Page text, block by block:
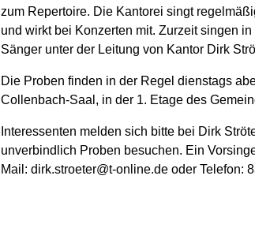
zum Repertoire. Die Kantorei singt
und wirkt bei Konzerten mit. Zurzeit singen
Sänger unter der Leitung von Kantor Dirk
Die Proben finden in der Regel dienstags
Collenbach-Saal, in der 1. Etage des
Interessenten melden sich bitte bei Dirk
unverbindlich Proben besuchen. Ein
Mail: dirk.stroeter@t-online.de oder Telefon: